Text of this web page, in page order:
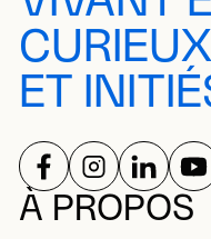
CURIEUX
ET
À PROPOS
SUIVEZ-NOUS
SUIVEZ-